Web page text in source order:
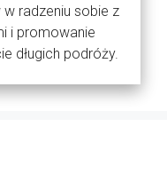
radzeniu sobie z
i promowanie
długich podróży.